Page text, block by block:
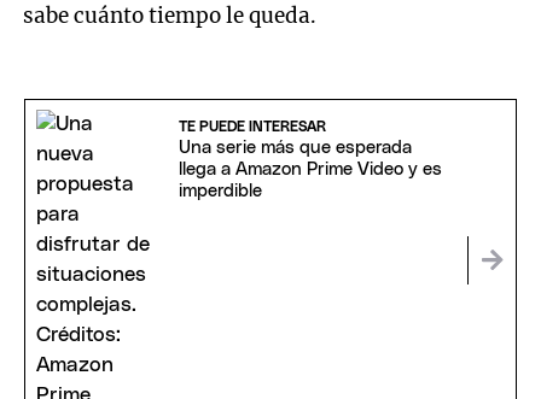
sabe cuánto tiempo le queda.
TE PUEDE INTERESAR
Una serie más que esperada
llega a Amazon Prime Video y es
imperdible